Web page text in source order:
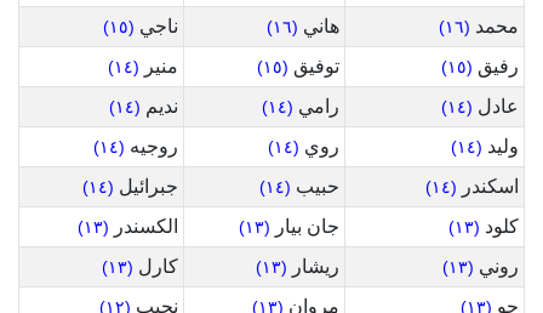
محمد (١٦) هاني (١٦) ناجي (١٥)
رفيق (١٥) توفيق (١٥) منير (١٤)
عادل (١٤) رامي (١٤) نديم (١٤)
وليد (١٤) روي (١٤) روجيه (١٤)
اسكندر (١٤) حبيب (١٤) جبرائيل (١٤)
كلود (١٣) جان بيار (١٣) الكسندر (١٣)
روني (١٣) ريشار (١٣) كارل (١٣)
جو (١٣) مروان (١٣) نجيب (١٢)